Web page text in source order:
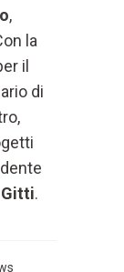
,
la
il
di
.